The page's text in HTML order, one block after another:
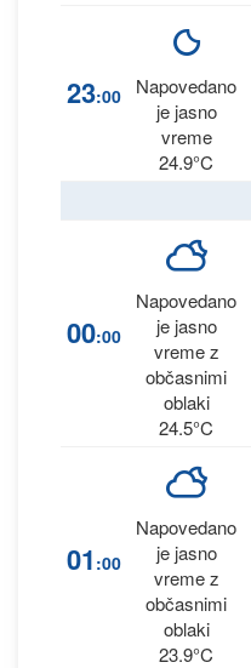
23:00
Napovedano
je jasno
vreme
24.9°C
00:00
Napovedano
je jasno
vreme z
občasnimi
oblaki
24.5°C
01 :00
Napovedano
je jasno
vreme z
občasnimi
oblaki
23.9°C